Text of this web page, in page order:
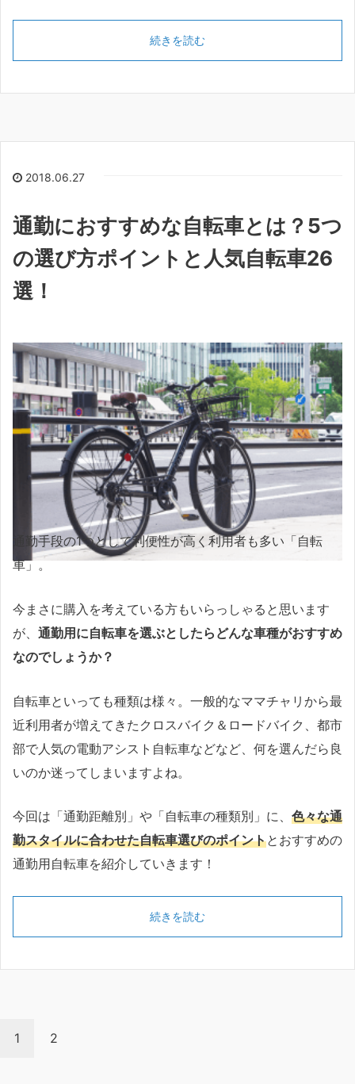
続きを読む
2018.06.27
通勤におすすめな自転車とは？5つ
の選び方ポイントと人気自転車26
選！
通勤手段の1つとして利便性が高く利用者も多い「自転
車」。
今まさに購入を考えている方もいらっしゃると思います
が、 通勤用に自転車を選ぶとしたらどんな車種がおすすめ
なのでしょうか？
自転車といっても種類は様々。一般的なママチャリから最
近利用者が増えてきたクロスバイク＆ロードバイク、都市
部で人気の電動アシスト自転車などなど、何を選んだら良
いのか迷ってしまいますよね。
今回は「通勤距離別」や「自転車の種類別」に、 色々な通
勤スタイルに合わせた自転車選びのポイントとおすすめの
通勤用自転車を紹介していきます！
続きを読む
1 2